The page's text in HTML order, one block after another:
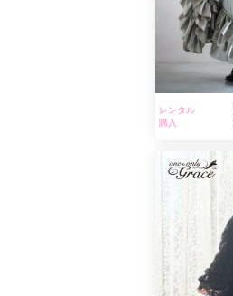
レンタル
購入